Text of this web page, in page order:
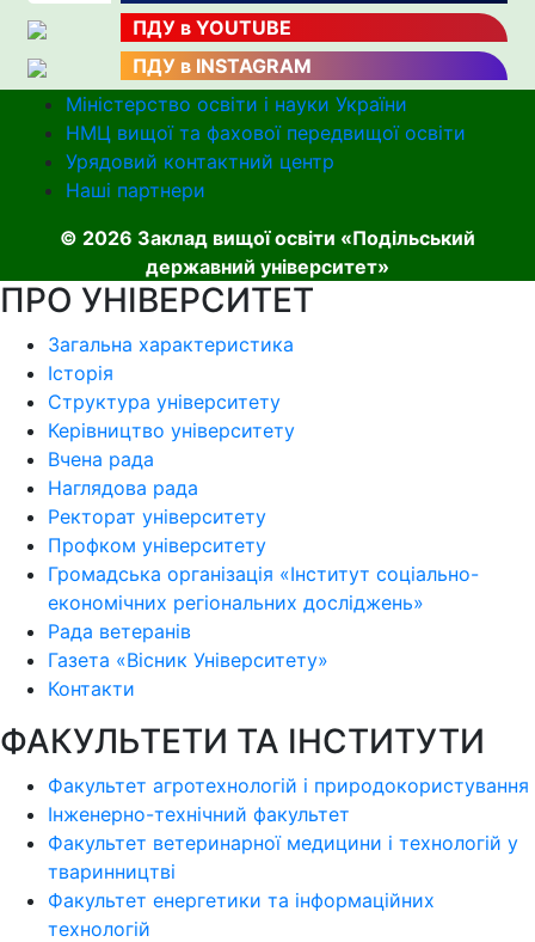
ПДУ в YOUTUBE
ПДУ в INSTAGRAM
Міністерство освіти і науки України
НМЦ вищої та фахової передвищої освіти
Урядовий контактний центр
Наші партнери
© 2026 Заклад вищої освіти «Подільський
державний університет»
ПРО УНІВЕРСИТЕТ
Загальна характеристика
Історія
Структура університету
Керівництво університету
Вчена рада
Наглядова рада
Ректорат університету
Профком університету
Громадська організація «Інститут соціально-
економічних регіональних досліджень»
Рада ветеранів
Газета «Вісник Університету»
Контакти
ФАКУЛЬТЕТИ ТА ІНСТИТУТИ
Факультет агротехнологій і природокористування
Інженерно-технічний факультет
Факультет ветеринарної медицини і технологій у
тваринництві
Факультет енергетики та інформаційних
технологій